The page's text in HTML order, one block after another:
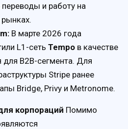
и работу на
В марте 2026 года
L1-сеть Tempo в качестве
для B2B-сегмента. Для
Stripe ранее
Bridge, Privy и Metronome.
корпораций Помимо